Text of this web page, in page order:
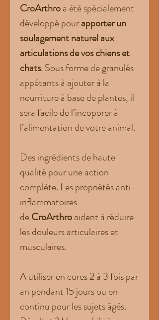
CroArthroa été spécialement
développé pourapporter un
soulagement naturel aux
articulations de vos chiens et
chats. Sous forme de granulés
appétants à ajouter à la
nourriture à base de plantes, il
sera facile de l’incoporer à
l’alimentation de votre animal.
Des ingrédients de haute
qualité pour une action
complète. Les propriétés anti-
inflammatoires
deCroArthroaident à réduire
les douleurs articulaires et
musculaires.
A utiliser en cures 2 à 3 fois par
an pendant 15 jours ou en
continu pour les sujets âgés.